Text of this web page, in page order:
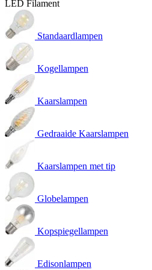
LED Filament
Standaardlampen
Kogellampen
Kaarslampen
Gedraaide Kaarslampen
Kaarslampen met tip
Globelampen
Kopspiegellampen
Edisonlampen